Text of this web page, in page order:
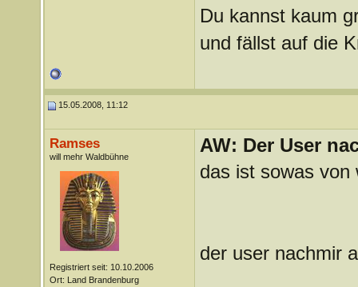
Du kannst kaum
und fällst auf die
15.05.2008, 11:12
Ramses
will mehr Waldbühne
Registriert seit: 10.10.2006
Ort: Land Brandenburg
AW: Der User
das ist sowas von
der user nachmir